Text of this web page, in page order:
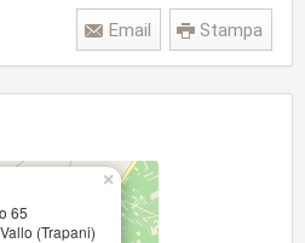
Stampa
Email
65
(Trapani)
×